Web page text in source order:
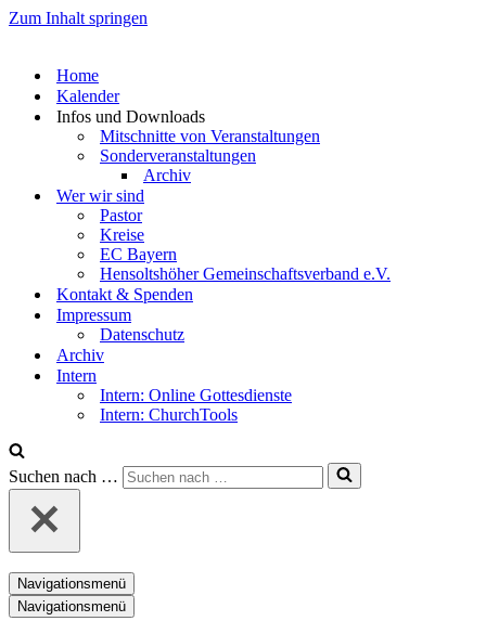
Zum Inhalt springen
Home
Kalender
Infos und Downloads
Mitschnitte von Veranstaltungen
Sonderveranstaltungen
Archiv
Wer wir sind
Pastor
Kreise
EC Bayern
Hensoltshöher Gemeinschaftsverband e.V.
Kontakt & Spenden
Impressum
Datenschutz
Archiv
Intern
Intern: Online Gottesdienste
Intern: ChurchTools
Suchen nach …
Navigationsmenü
Navigationsmenü